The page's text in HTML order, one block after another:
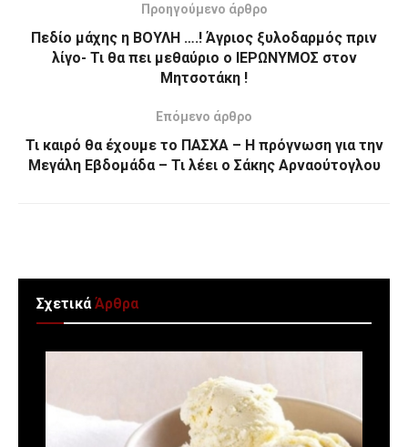
Προηγούμενο άρθρο
Πεδίο μάχης η ΒΟΥΛΗ ….! Άγριος ξυλοδαρμός πριν
λίγο- Τι θα πει μεθαύριο ο ΙΕΡΩΝΥΜΟΣ στον
Μητσοτάκη !
Επόμενο άρθρο
Τι καιρό θα έχουμε το ΠΑΣΧΑ – Η πρόγνωση για την
Μεγάλη Εβδομάδα – Τι λέει ο Σάκης Αρναούτογλου
ΣχετικάΆρθρα